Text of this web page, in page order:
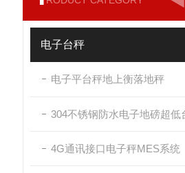
电子台秤
电子平台秤地上衡落地秤
4G通讯接口电子秤MES系统